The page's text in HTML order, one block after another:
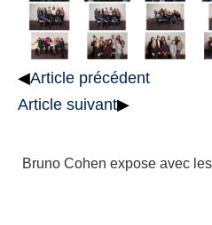
◀Article précédent
Article suivant▶
Bruno Cohen expose avec